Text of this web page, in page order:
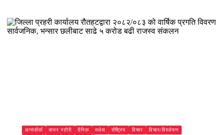
Subash Mandal
अन्तर्वार्ता कभर स्टोरी दैनिक मधेस र्राष्ट्रिय विचार
विचार/विश्लेषण